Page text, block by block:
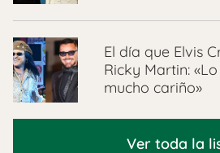
El día que Elvis
Ricky Martin:
mucho cariño»
Ver toda la